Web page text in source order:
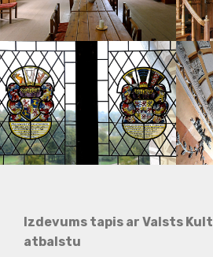
Izdevums tapis ar Valsts
atbalstu